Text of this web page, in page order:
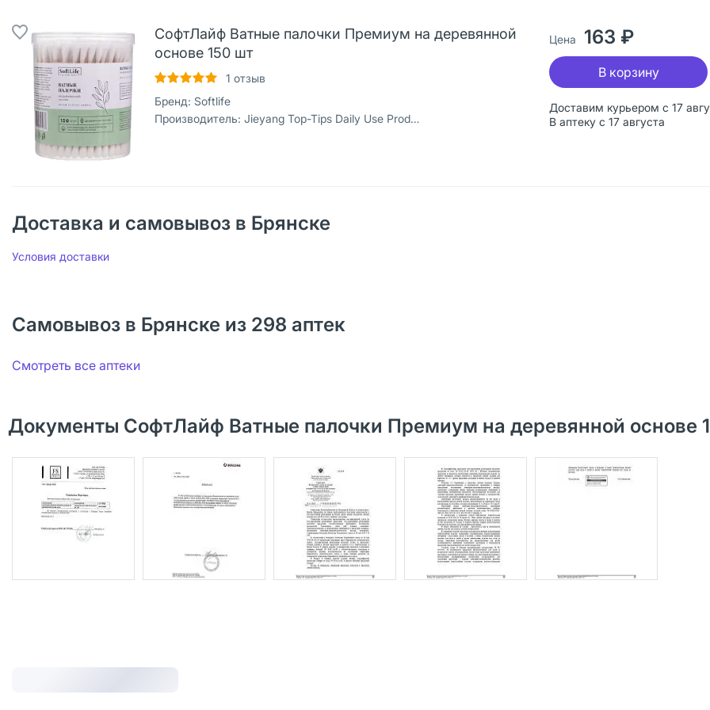
СофтЛайф Ватные палочки Премиум на деревянной
основе 150 шт
1 отзыв
Бренд: Softlife
Производитель: Jieyang Top-Tips Daily Use Products Co., Ltd, Китайская Народная Республика
Доставим курьером с 17
В аптеку с 17 августа
Цена 163 ₽
В корзину
Доставка и самовывоз в Брянске
Условия доставки
Самовывоз в Брянске из 298 аптек
Смотреть все аптеки
Документы СофтЛайф Ватные палочки Премиум на деревянной основе